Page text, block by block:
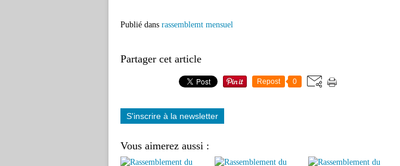
Publié dans rassemblemt mensuel
Partager cet article
Repost 0
S'inscrire à la newsletter
Vous aimerez aussi :